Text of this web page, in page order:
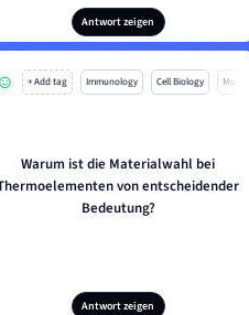
Antwort zeigen
+ Add tag Immunology Cell Biology Mo
Warum ist die Materialwahl bei
von entscheidender
Bedeutung?
Antwort zeigen